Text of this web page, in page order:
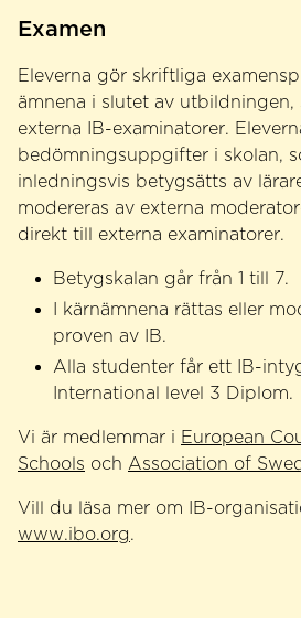
Examen
Eleverna gör skriftliga
ämnena i slutet av
externa IB-examinatorer.
bedömningsuppgifter i skolan,
inledningsvis betygsätts av
modereras av externa
direkt till externa examinatorer.
Betygskalan går från 1 till 7.
I kärnämnena rättas eller
proven av IB.
Alla studenter får ett IB-
International level 3 Diplom.
Vi är medlemmar i European
Schools och Association of
Vill du läsa mer om IB-
www.ibo.org.